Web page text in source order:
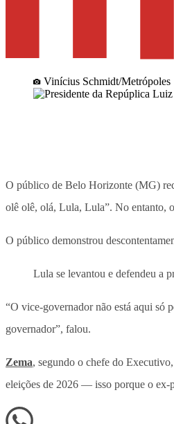
Vinícius Schmidt/Metrópoles
O público de Belo Horizonte (MG)
olê olê, olá, Lula, Lula”. No entanto,
O público demonstrou
Lula se levantou e defendeu a
“O vice-governador não está aqui só
governador”, falou.
Zema, segundo o chefe do
eleições de 2026 — isso porque o ex-